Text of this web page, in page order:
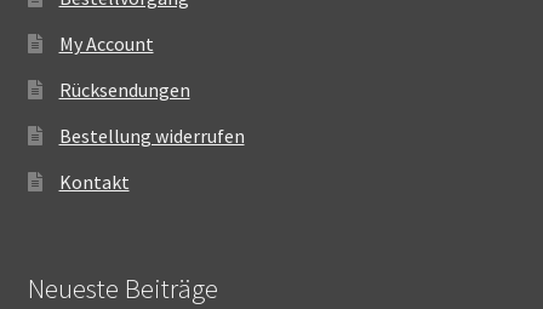
My Account
Rücksendungen
Bestellung widerrufen
Kontakt
Neueste Beiträge